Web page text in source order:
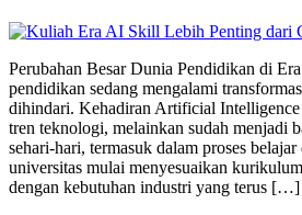
Perubahan Besar Dunia Pendidikan di
pendidikan sedang mengalami
dihindari. Kehadiran Artificial
tren teknologi, melainkan sudah menjadi
sehari-hari, termasuk dalam proses
universitas mulai menyesuaikan
dengan kebutuhan industri yang terus […]